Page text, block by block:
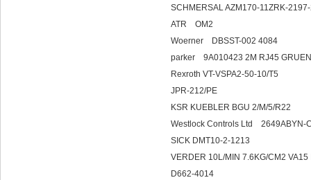
SCHMERSAL AZM170-11ZRK-
ATR
Woerner DBSST-
parker 9A010423 2M RJ45
Rexroth VT-VSPA2-50-10/T5
JPR-212/PE
KSR KUEBLER BGU 2/M/5/
Westlock Controls
SICK DMT10-2-1213
VERDER 10L/MIN 7.6KG/CM2
D662-4014